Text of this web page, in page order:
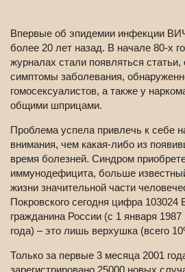
Впервые об эпидемии инфекции
более 20 лет назад. В начале 80-х
журналах стали появляться
симптомы заболевания,
гомосексуалистов, а также у
общими шприцами.
Проблема успела привлечь к себе
внимания, чем какая-либо из
время болезней. Синдром
иммунодефицита, больше
жизни значительной части
Покровского сегодня цифра
гражданина России (с 1 января
года) – это лишь верхушка (всего
Только за первые 3 месяца 2001